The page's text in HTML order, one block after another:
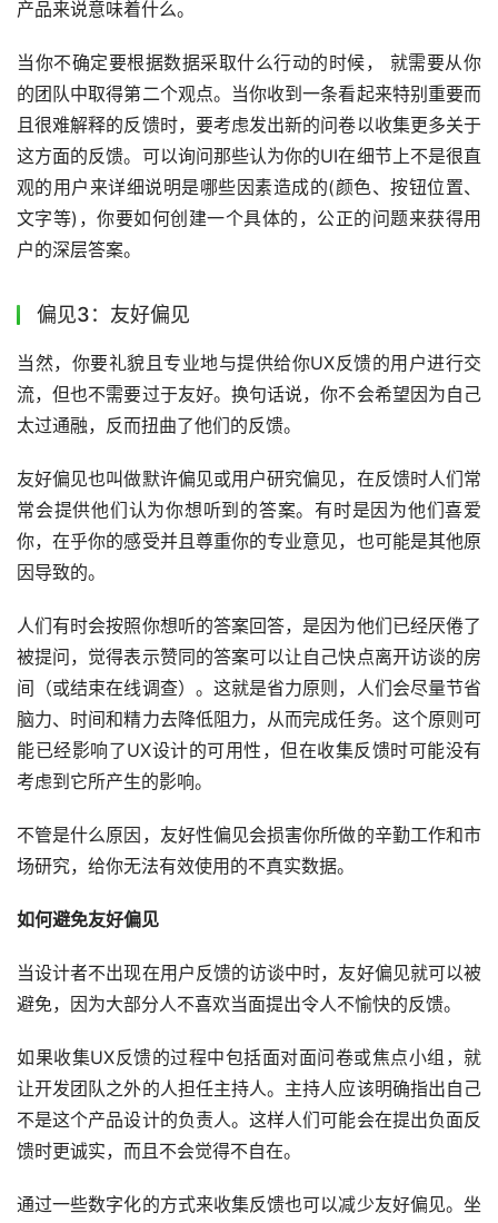
产品来说意味着什么。
当你不确定要根据数据采取什么行动的时候， 就需要从你
的团队中取得第二个观点。当你收到一条看起来特别重要而
且很难解释的反馈时，要考虑发出新的问卷以收集更多关于
这方面的反馈。可以询问那些认为你的UI在细节上不是很直
观的用户来详细说明是哪些因素造成的(颜色、按钮位置、
文字等)，你要如何创建一个具体的，公正的问题来获得用
户的深层答案。
偏见3：友好偏见
当然，你要礼貌且专业地与提供给你UX反馈的用户进行交
流，但也不需要过于友好。换句话说，你不会希望因为自己
太过通融，反而扭曲了他们的反馈。
友好偏见也叫做默许偏见或用户研究偏见，在反馈时人们常
常会提供他们认为你想听到的答案。有时是因为他们喜爱
你，在乎你的感受并且尊重你的专业意见，也可能是其他原
因导致的。
人们有时会按照你想听的答案回答，是因为他们已经厌倦了
被提问，觉得表示赞同的答案可以让自己快点离开访谈的房
间（或结束在线调查）。这就是省力原则，人们会尽量节省
脑力、时间和精力去降低阻力，从而完成任务。这个原则可
能已经影响了UX设计的可用性，但在收集反馈时可能没有
考虑到它所产生的影响。
不管是什么原因，友好性偏见会损害你所做的辛勤工作和市
场研究，给你无法有效使用的不真实数据。
如何避免友好偏见
当设计者不出现在用户反馈的访谈中时，友好偏见就可以被
避免，因为大部分人不喜欢当面提出令人不愉快的反馈。
如果收集UX反馈的过程中包括面对面问卷或焦点小组，就
让开发团队之外的人担任主持人。主持人应该明确指出自己
不是这个产品设计的负责人。这样人们可能会在提出负面反
馈时更诚实，而且不会觉得不自在。
通过一些数字化的方式来收集反馈也可以减少友好偏见。坐